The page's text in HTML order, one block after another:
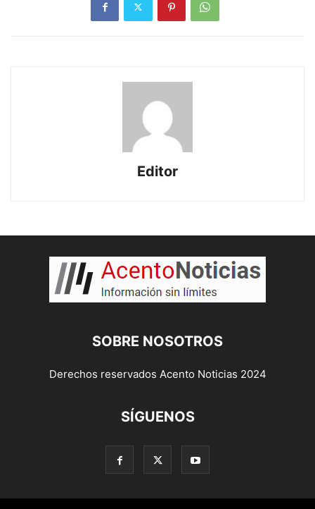
Editor
SOBRE NOSOTROS
Derechos reservados Acento Noticias 2024
SÍGUENOS